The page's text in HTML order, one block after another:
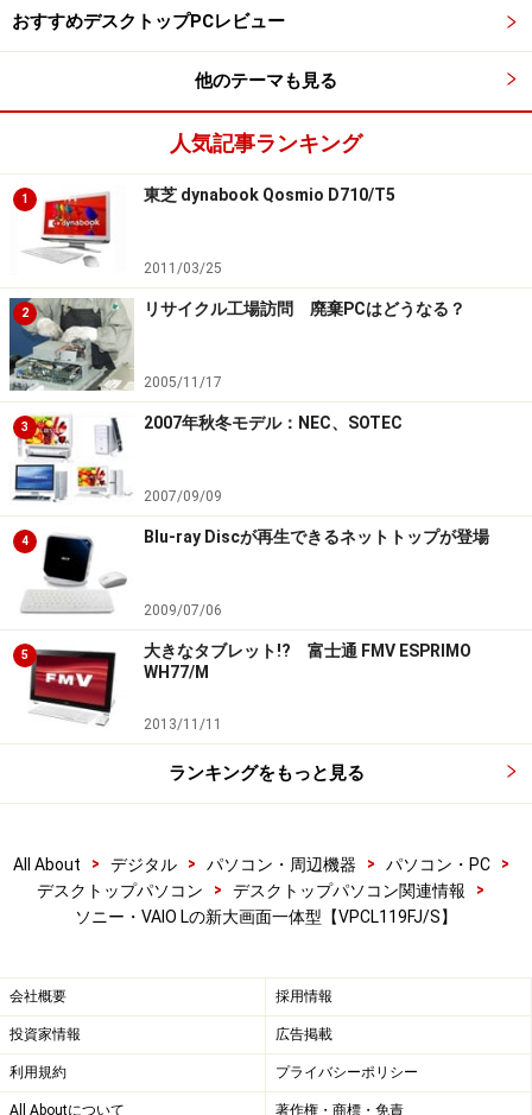
おすすめデスクトップPCレビュー
他のテーマも見る
人気記事ランキング
1 東芝 dynabook Qosmio D710/T5
2011/03/25
2 リサイクル工場訪問 廃棄PCはどうなる？
2005/11/17
3 2007年秋冬モデル：NEC、SOTEC
2007/09/09
4 Blu-ray Discが再生できるネットトップが登場
2009/07/06
5
大きなタブレット!? 富士通 FMV ESPRIMO
WH77/M
2013/11/11
ランキングをもっと見る
All About > デジタル > パソコン・周辺機器 > パソコン・PC
>
デスクトップパソコン
> デスクトップパソコン関連情報
>
ソニー・VAIO Lの新大画面一体型【VPCL119FJ/S】
会社概要 採用情報
投資家情報 広告掲載
利用規約 プライバシーポリシー
All Aboutについて 著作権・商標・免責